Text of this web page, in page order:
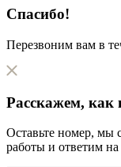
Спасибо!
Перезвоним вам в
Расскажем, как
Оставьте номер, мы
работы и ответим